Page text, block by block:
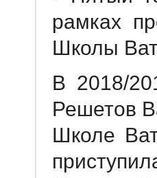
рамках
Школы
В 2018/
Решетов
Школе